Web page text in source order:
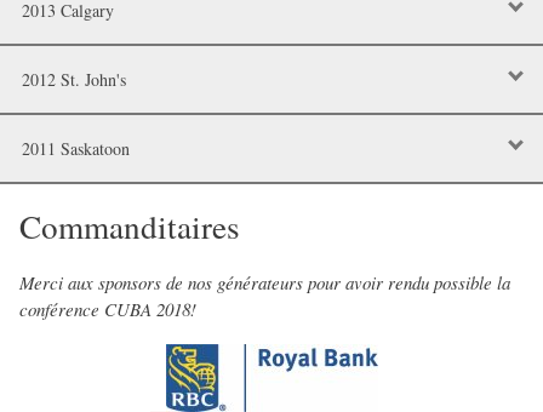
2013 Calgary
2012 St. John's
2011 Saskatoon
Commanditaires
Merci aux sponsors de nos générateurs pour avoir rendu possible la
conférence CUBA 2018!